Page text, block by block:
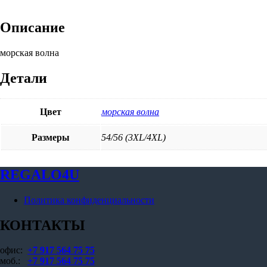
Описание
морская волна
Детали
Цвет морская волна
Размеры 54/56 (3XL/4XL)
REGALO4U
Политика конфиденциальности
КОНТАКТЫ
офис: +7 917 564 75 75
моб.: +7 917 564 75 75